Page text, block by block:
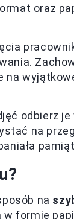
oraz
odbierz je
na
na
formie